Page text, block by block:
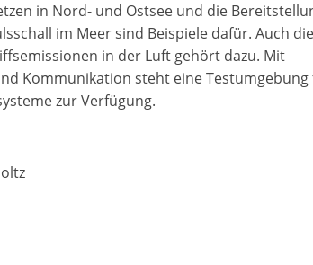
in Nord- und Ostsee und die
im Meer sind Beispiele dafür. Auch
in der Luft gehört dazu. Mit
Kommunikation steht eine
zur Verfügung.